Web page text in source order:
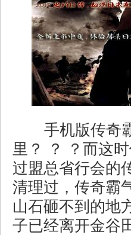
手机版传奇
里？ ？ ？而这
过盟总省行会的
清理过，传奇霸
山石砸不到的地
子已经离开金谷